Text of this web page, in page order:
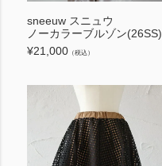
sneeuw スニュウ
ノーカラーブルゾン(26SS)
¥21,000（税込）